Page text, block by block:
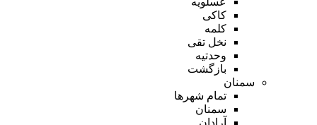
کاکی
کلمه
نخل تقی
وحدتیه
بازگشت
سمنان
تمام شهر‌ها
سمنان
آرادان